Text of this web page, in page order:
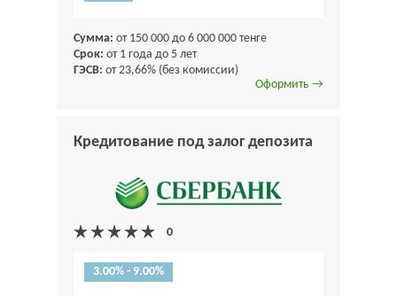
Сумма: от 150 000 до 6 000 000 тенге
Срок: от 1 года до 5 лет
ГЭСВ: от 23,66% (без комиссии)
Оформить →
Кредитование под залог депозита
3.00% - 9.00%